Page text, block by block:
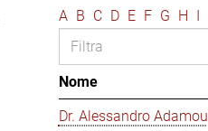
A B C D E F G H I
Nome
Dr. Alessandro Adamou